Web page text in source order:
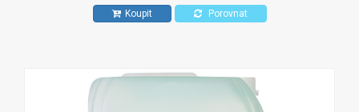
Koupit Porovnat